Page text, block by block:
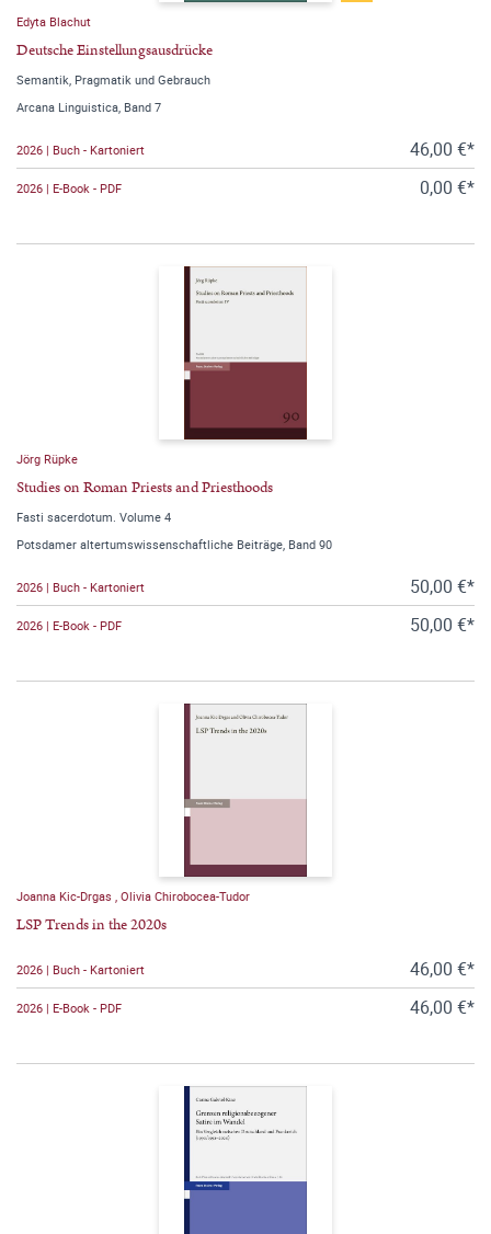
Edyta Blachut
Deutsche Einstellungsausdrücke
Semantik, Pragmatik und Gebrauch
Arcana Linguistica, Band 7
2026 | Buch - Kartoniert 46,00 €*
2026 | E-Book - PDF 0,00 €*
Jörg Rüpke
Studies on Roman Priests and Priesthoods
Fasti sacerdotum. Volume 4
Potsdamer altertumswissenschaftliche Beiträge, Band 90
2026 | Buch - Kartoniert 50,00 €*
2026 | E-Book - PDF 50,00 €*
Joanna Kic-Drgas , Olivia Chirobocea-Tudor
LSP Trends in the 2020s
2026 | Buch - Kartoniert 46,00 €*
2026 | E-Book - PDF 46,00 €*